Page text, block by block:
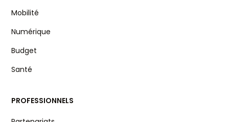
Mobilité
Numérique
Budget
Santé
PROFESSIONNELS